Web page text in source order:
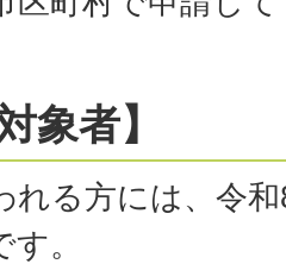
象者】
れる方には、令
。